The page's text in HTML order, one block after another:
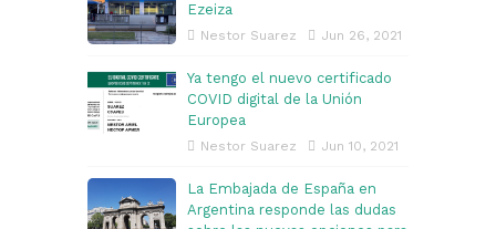
Ezeiza
Nestor Suarez Jun 26, 2021
Ya tengo el nuevo certificado
COVID digital de la Unión
Europea
Nestor Suarez Jun 10, 2021
La Embajada de España en
Argentina responde las dudas